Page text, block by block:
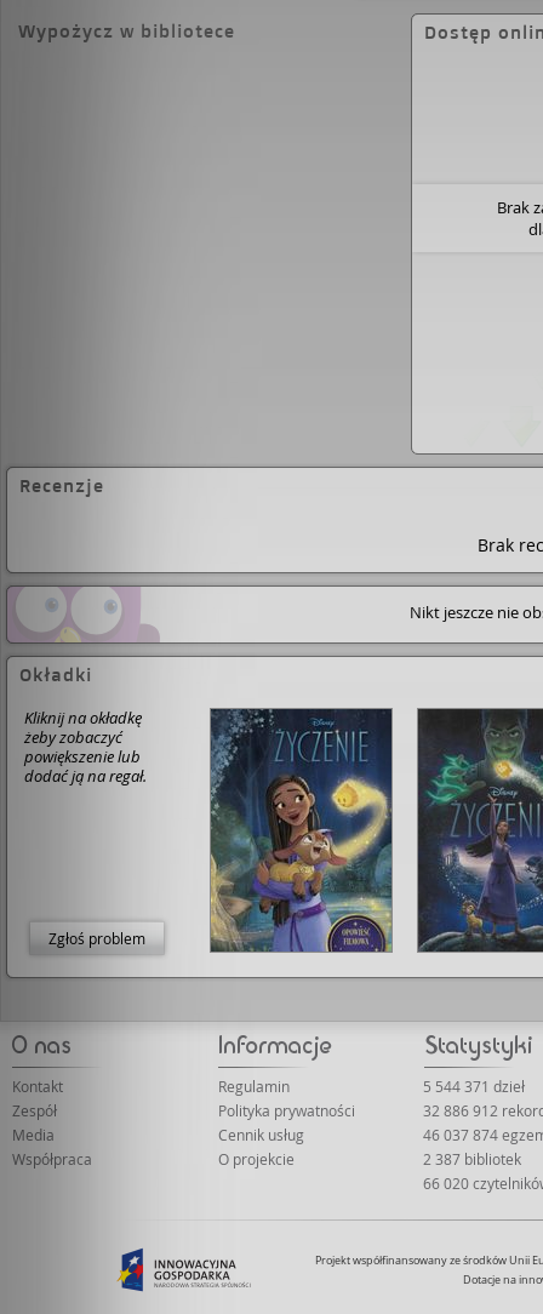
Wypożycz w bibliotece Dostęp
Brak
Recenzje
Brak
Nikt jeszcze nie
Okładki
Kliknij na okładkę
żeby zobaczyć
powiększenie lub
dodać ją na regał.
Zgłoś problem
Kontakt
Zespół
Media
Współpraca
Regulamin
Polityka prywatności
Cennik usług
O projekcie
5 544 371 dzieł
32 886 912
46 037 874
2 387 bibliotek
66 020
Projekt współfinansowany ze środków Unii
Dotacje na